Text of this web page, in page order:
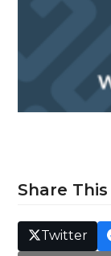
Share This
Twitter